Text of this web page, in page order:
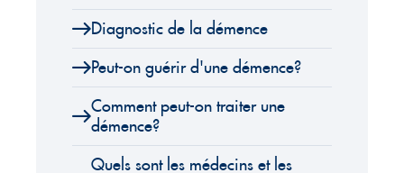
Diagnostic de la démence
Peut-on guérir d'une démence?
Comment peut-on traiter une
démence?
Quels sont les médecins et les